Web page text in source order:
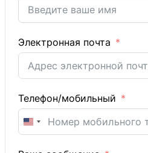
Электронная почта
Телефон/мобильный
United